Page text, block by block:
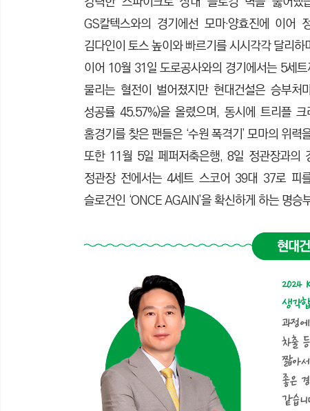
GS칼텍스와의 경기에선 모마·양효진에 이어
김다인이 토스 높이와 빠르기를 시시각각 달리
이어 10월 31일 도로공사와의 경기에서는 5세
물리는 혈전이 벌어졌지만 현대건설은 승부
성공률 45.57%)을 올렸으며, 동시에 트리플
홈경기를 찾은 팬들은 ‘수원 폭격기’ 모마의 위
또한 11월 5일 페퍼저축은행, 8일 정관장과의
정관장 전에서는 4세트 스코어 39대 37로 피
슬로건인 ‘ONCE AGAIN’을 확신하게 하는 명